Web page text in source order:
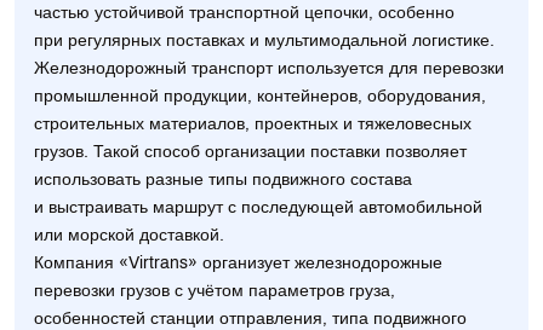
частью устойчивой транспортной цепочки, особенно
при регулярных поставках и мультимодальной логистике.
Железнодорожный транспорт используется для перевозки
промышленной продукции, контейнеров, оборудования,
строительных материалов, проектных и тяжеловесных
грузов. Такой способ организации поставки позволяет
использовать разные типы подвижного состава
и выстраивать маршрут с последующей автомобильной
или морской доставкой.
Компания «Virtrans» организует железнодорожные
перевозки грузов с учётом параметров груза,
особенностей станции отправления, типа подвижного